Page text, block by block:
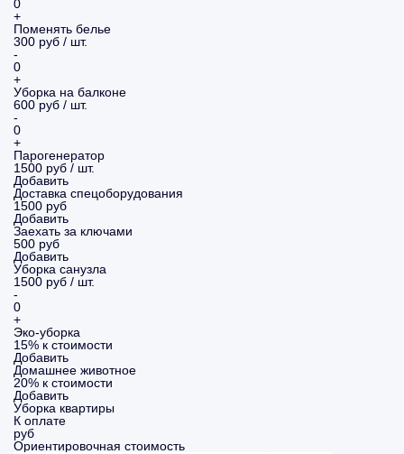
0
+
Поменять белье
300 руб / шт.
-
0
+
Уборка на балконе
600 руб / шт.
-
0
+
Парогенератор
1500 руб / шт.
Добавить
Доставка спецоборудования
1500 руб
Добавить
Заехать за ключами
500 руб
Добавить
Уборка санузла
1500 руб / шт.
-
0
+
Эко-уборка
15% к стоимости
Добавить
Домашнее животное
20% к стоимости
Добавить
Уборка квартиры
К оплате
руб
Ориентировочная стоимость